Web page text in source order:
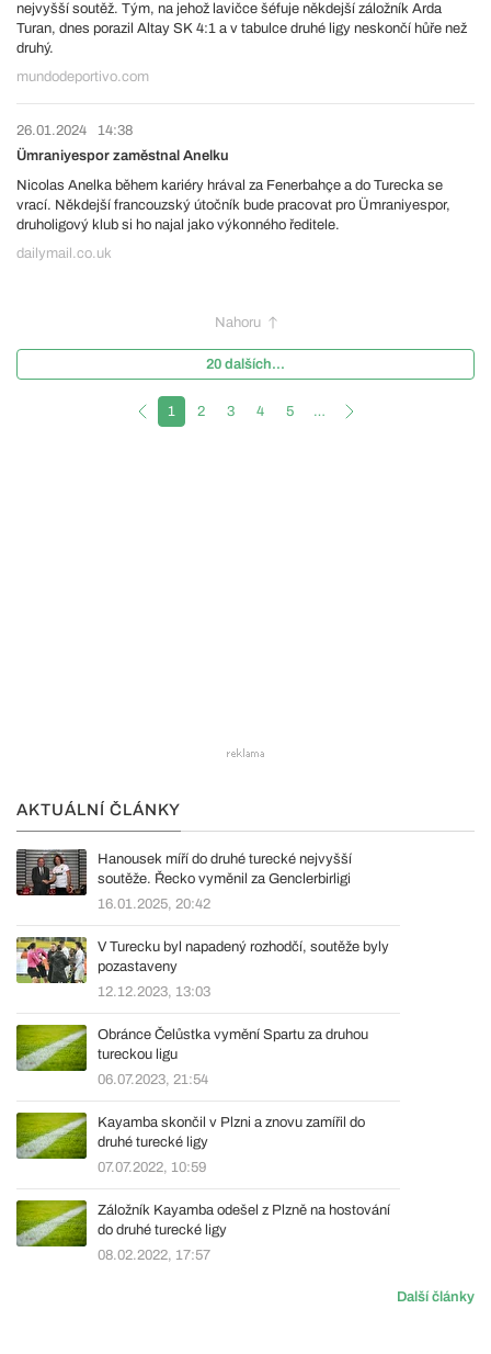
nejvyšší soutěž. Tým, na jehož lavičce šéfuje někdejší záložník Arda
Turan, dnes porazil Altay SK 4:1 a v tabulce druhé ligy neskončí hůře než
druhý.
mundodeportivo.com
26.01.2024
14:38
Ümraniyespor zaměstnal Anelku
Nicolas Anelka během kariéry hrával za Fenerbahçe a do Turecka se
vrací. Někdejší francouzský útočník bude pracovat pro Ümraniyespor,
druholigový klub si ho najal jako výkonného ředitele.
dailymail.co.uk
Nahoru
20 dalších...
1 2 3 4 5 …
AKTUÁLNÍ ČLÁNKY
Hanousek míří do druhé turecké nejvyšší
soutěže. Řecko vyměnil za Genclerbirligi
16.01.2025, 20:42
V Turecku byl napadený rozhodčí, soutěže byly
pozastaveny
12.12.2023, 13:03
Obránce Čelůstka vymění Spartu za druhou
tureckou ligu
06.07.2023, 21:54
Kayamba skončil v Plzni a znovu zamířil do
druhé turecké ligy
07.07.2022, 10:59
Záložník Kayamba odešel z Plzně na hostování
do druhé turecké ligy
08.02.2022, 17:57
Další články